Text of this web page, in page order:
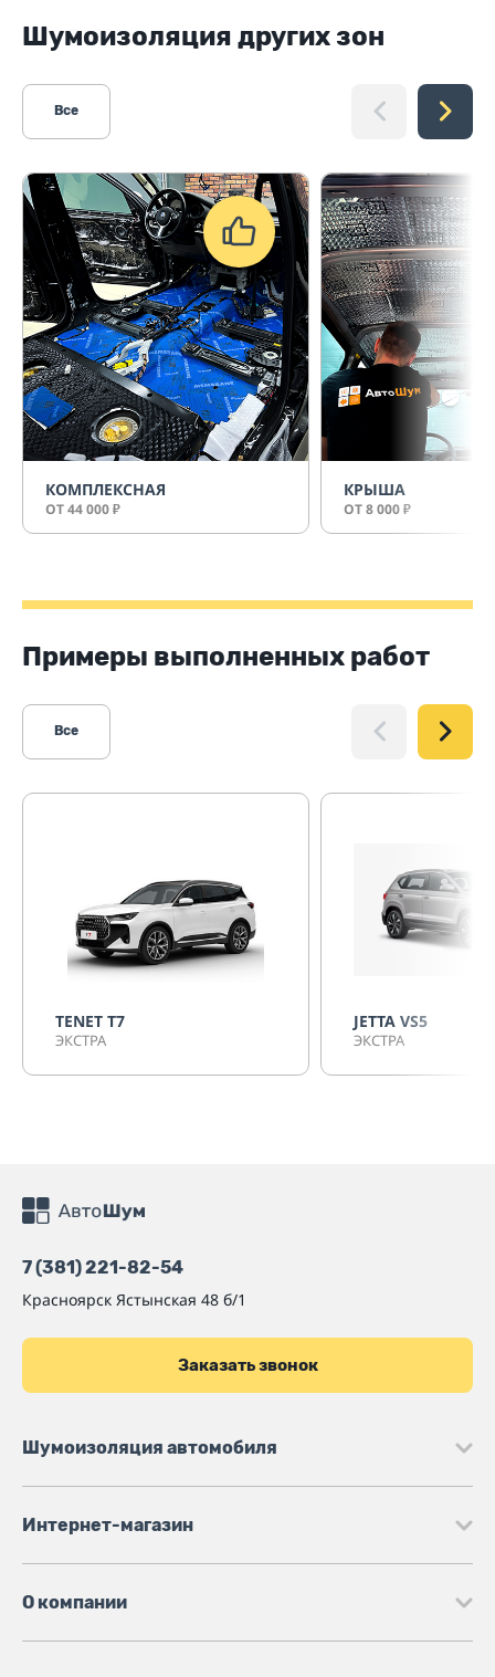
Шумоизоляция других зон
Все
КОМПЛЕКСНАЯ
ОТ 44 000 ₽
КРЫША
ОТ 8 000 ₽
Примеры выполненных работ
Все
TENET T7
ЭКСТРА
JETTA VS5
ЭКСТРА
7 (381) 221-82-54
Красноярск Ястынская 48 б/1
Заказать звонок
Шумоизоляция автомобиля
Интернет-магазин
О компании